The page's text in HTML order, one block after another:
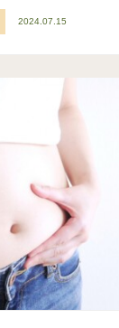
2024.07.15